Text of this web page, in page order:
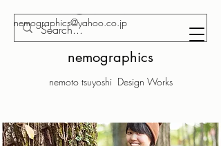
nemographics
nemoto tsuyoshi Design Works
nemographics@yahoo.co.jp